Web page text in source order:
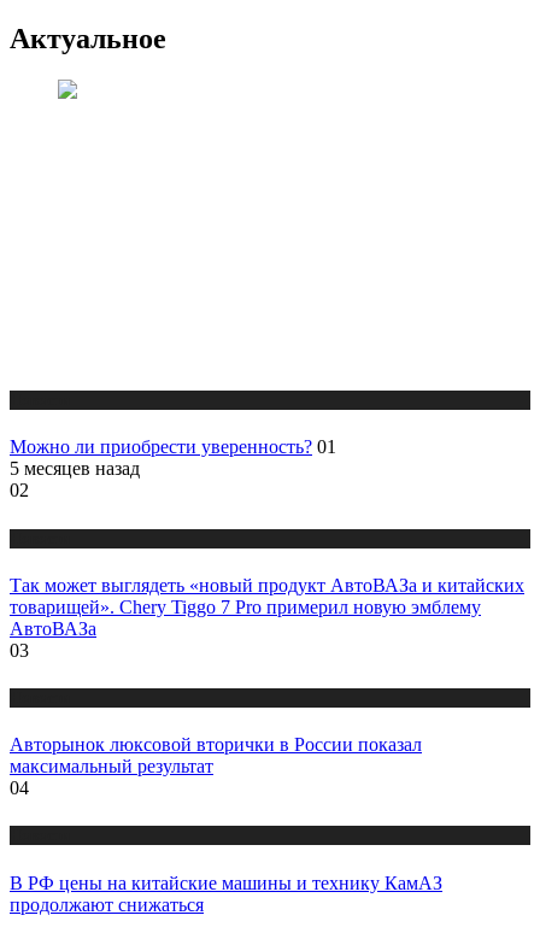
Актуальное
Можно ли приобрести уверенность? 01
5 месяцев назад
02
Так может выглядеть «новый продукт АвтоВАЗа и китайских
товарищей». Chery Tiggo 7 Pro примерил новую эмблему
АвтоВАЗа
03
Авторынок люксовой вторички в России показал
максимальный результат
04
В РФ цены на китайские машины и технику КамАЗ
продолжают снижаться